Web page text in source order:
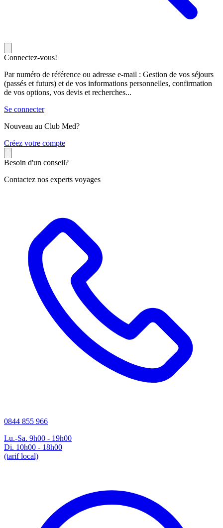
Connectez-vous!
Par numéro de référence ou adresse e-mail : Gestion de vos séjours
(passés et futurs) et de vos informations personnelles, confirmation
de vos options, vos devis et recherches...
Se connecter
Nouveau au Club Med?
Créez votre compte
Besoin d'un conseil?
Contactez nos experts voyages
0844 855 966
Lu.-Sa. 9h00 - 19h00
Di. 10h00 - 18h00
(tarif local)